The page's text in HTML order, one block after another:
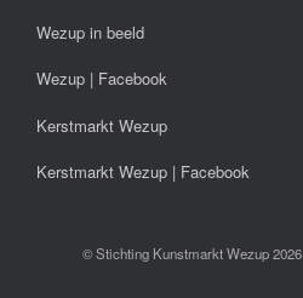
Wezup in beeld
Wezup | Facebook
Kerstmarkt Wezup
Kerstmarkt Wezup | Facebook
© Stichting Kunstmarkt Wezup 2026